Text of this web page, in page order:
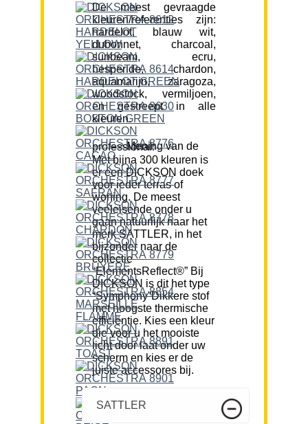
De meest gevraagde
kleuren/referenties zijn:
hardelot, blauw wit,
dubonnet, charcoal,
sunbeam, ecru,
hesperide, chardon,
aquamarijn, zaragoza,
woodstock, vermiljoen,
en gestreept in alle
kleuren.
Mening van de professional:
Met bijna 300 kleuren is
er een DICKSON doek
voor ieder terras of
woning. De meest
veeleisende onder u
gaan natuurlijk naar het
merk SATTLER, in het
bijzonder naar de
collectie
“ElementsReflect®” Bij
DICKSON is dit het type
“Symphony”Dikkere stof
met hoogste thermische
efficiëntie. Kies een kleur
die voor u het mooiste
licht door laat onder uw
scherm en kies er de
juiste accessores bij.
SATTLER